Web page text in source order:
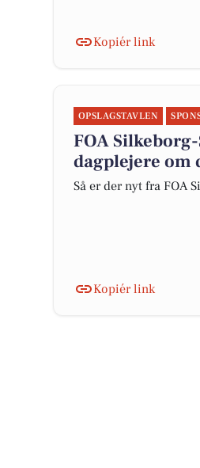
Kopiér link
OPSLAGSTAVLEN
FOA
dagplejere om
Så er der nyt fra FOA
Kopiér link